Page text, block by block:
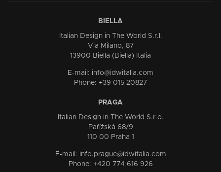
BIELLA
Italian Design in The World S.r.l.
Via Milano, 87
13900 Biella (Biella) Italia
E-mail: info@idwitalia.com
Phone: +39 015 20827
PRAGA
Italian Design in The World S.r.o.
Pařížská 68/9
110 00 Praha 1
E-mail: info.prague@idwitalia.com
Phone: +420 774 616 926